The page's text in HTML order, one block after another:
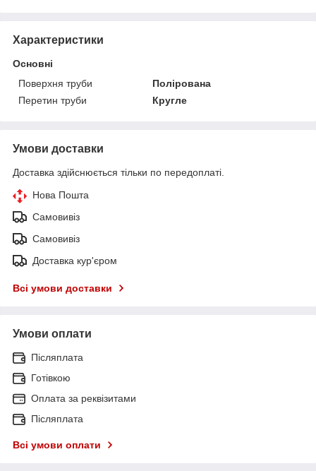
Характеристики
Основні
Поверхня труби
Полірована
Перетин труби
Кругле
Умови доставки
Доставка здійснюється тільки по передоплаті.
Нова Пошта
Самовивіз
Самовивіз
Доставка кур'єром
Всі умови доставки
Умови оплати
Післяплата
Готівкою
Оплата за реквізитами
Післяплата
Всі умови оплати